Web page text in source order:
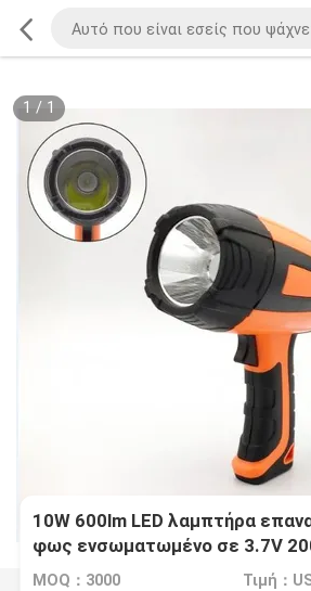
1 / 1
10W 600lm LED λαμπτήρα
φως ενσωματωμένο σε 3.7V
μπαταρία λιθίου
MOQ：3000 Τιμή：